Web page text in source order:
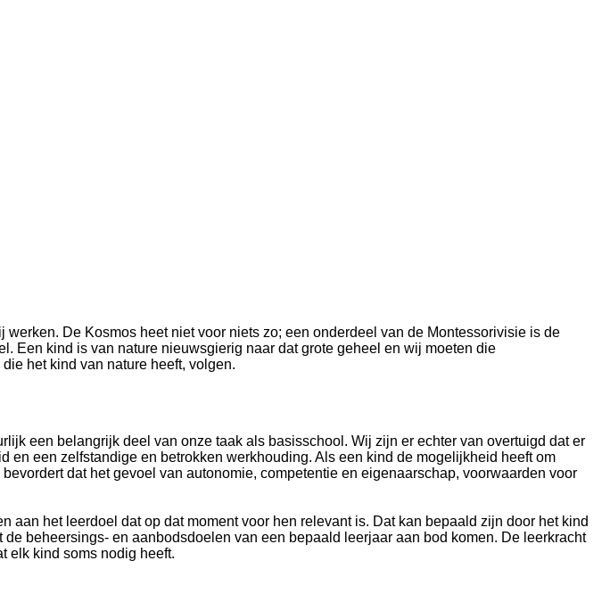
De Kosmos heet niet voor niets zo; een onderdeel van de Montessorivisie is de
Een kind is van nature nieuwsgierig naar dat grote geheel en wij moeten die
het kind van nature heeft, volgen.
een belangrijk deel van onze taak als basisschool. Wij zijn er echter van overtuigd dat er
een zelfstandige en betrokken werkhouding. Als een kind de mogelijkheid heeft om
dat het gevoel van autonomie, competentie en eigenaarschap, voorwaarden voor
het leerdoel dat op dat moment voor hen relevant is. Dat kan bepaald zijn door het kind
beheersings- en aanbodsdoelen van een bepaald leerjaar aan bod komen. De leerkracht
elk kind soms nodig heeft.